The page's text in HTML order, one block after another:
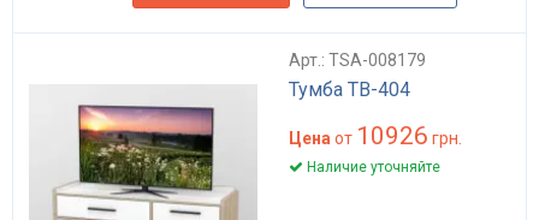
Арт.: TSA-008179
Тумба ТВ-404
Цена от 10926 грн.
Наличие уточняйте